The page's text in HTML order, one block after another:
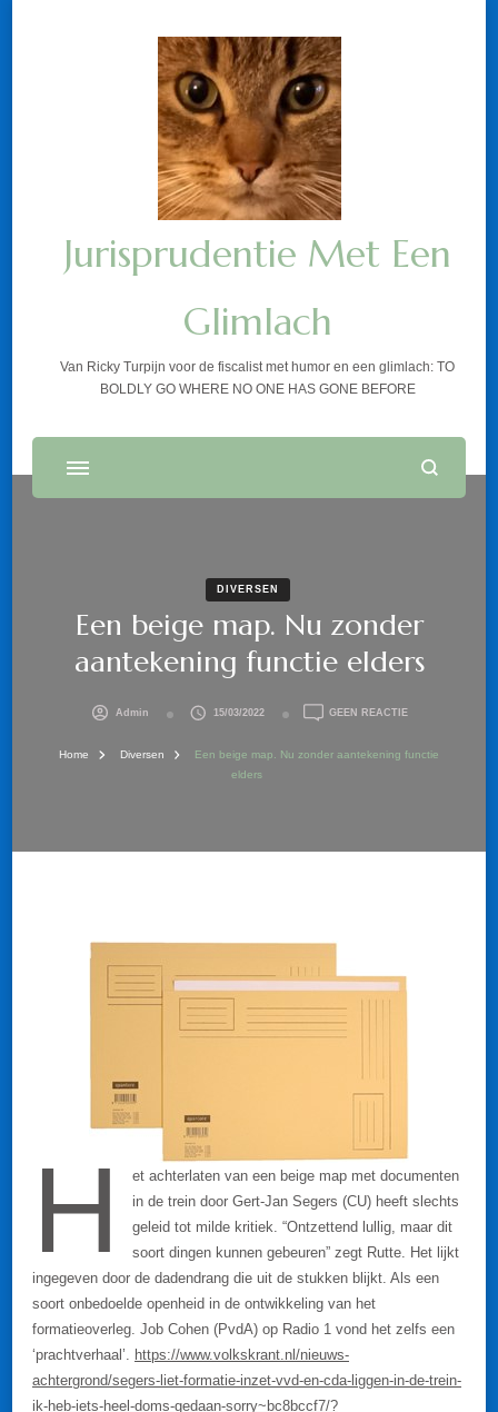
Jurisprudentie Met Een
Glimlach
Van Ricky Turpijn voor de fiscalist met humor en een glimlach: TO
BOLDLY GO WHERE NO ONE HAS GONE BEFORE
DIVERSEN
Een beige map. Nu zonder
aantekening functie elders
Admin 15/03/2022 GEEN REACTIEOP
MAP.
Home Diversen
Een beige map. Nu zonder aantekening functie
elders
H
et achterlaten van een beige map met documenten
in de trein door Gert-Jan Segers (CU) heeft slechts
geleid tot milde kritiek. “Ontzettend lullig, maar dit
soort dingen kunnen gebeuren” zegt Rutte. Het lijkt
ingegeven door de dadendrang die uit de stukken blijkt. Als een
soort onbedoelde openheid in de ontwikkeling van het
formatieoverleg. Job Cohen (PvdA) op Radio 1 vond het zelfs een
‘prachtverhaal’. https://www.volkskrant.nl/nieuws-
achtergrond/segers-liet-formatie-inzet-vvd-en-cda-liggen-in-de-trein-
ik-heb-iets-heel-doms-gedaan-sorry~bc8bccf7/?